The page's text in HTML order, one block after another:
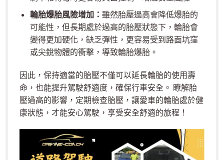
輪胎爆胎風險增加： 雖然胎壓過高會降低爆胎的
可能性，但長期處於過高的胎壓狀態下，輪胎會
變得更加硬化，缺乏彈性，更容易受到路面坑窪
或尖銳物體的衝擊，導致輪胎爆胎。
因此，保持適當的胎壓不僅可以延長輪胎的使用壽
命，也能提升駕駛舒適度，確保行車安全。 瞭解胎
壓過高的影響，定期檢查胎壓，讓愛車的輪胎處於健
康狀態，才能安心駕駛，享受安全舒適的旅程！